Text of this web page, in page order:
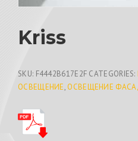
Kriss
SKU: F4442B617E2F CATEGORIES:
ОСВЕЩЕНИЕ, ОСВЕЩЕНИЕ